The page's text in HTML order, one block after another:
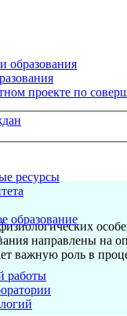
образования
проекте по
ресурсы
образование
работы
направлены на
важную роль в